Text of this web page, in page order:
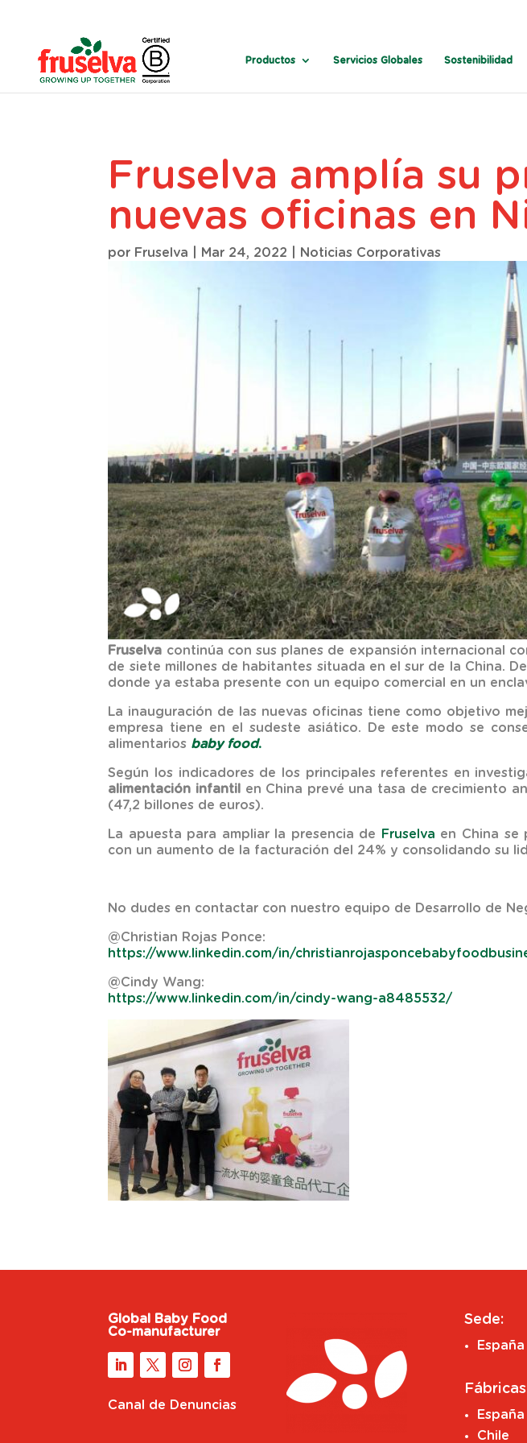
Productos Servicios Globales Sostenibilidad
Fruselva amplía su
nuevas oficinas en
por Fruselva Mar 24, 2022 Noticias Corporativas
Fruselva continúa con sus planes de expansión internacional
de siete millones de habitantes situada en el sur de la China.
donde ya estaba presente con un equipo comercial en un
La inauguración de las nuevas oficinas tiene como objetivo
empresa tiene en el sudeste asiático. De este modo se
alimentarios baby food.
Según los indicadores de los principales referentes en
alimentación infantil
en China prevé una tasa de crecimiento
(47,2 billones de euros).
La apuesta para ampliar la presencia de Fruselva en China se
con un aumento de la facturación del 24% y consolidando su
No dudes en contactar con nuestro equipo de Desarrollo de
@Christian Rojas Ponce:
https://www.linkedin.com/in/
@Cindy Wang:
https://www.linkedin.com/in/cindy-wang-a8485532/
Global Baby Food
Co-manufacturer
Canal de Denuncias
Sede:
España
España
Chile